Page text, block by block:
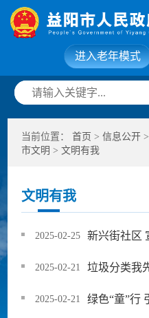
网站首页
信息公开
互动交流
进入老年模式
当前位置：首页 >信息公开
市文明 >文明有我
文明有我
2025-02-25 新兴街社区
2025-02-21 垃圾分类我
2025-02-21 绿色“童”行